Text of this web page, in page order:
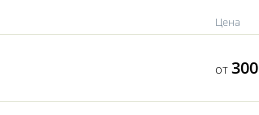
Цена
от 300